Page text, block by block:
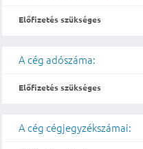
Előfizetés szükséges
A cég adószáma:
Előfizetés szükséges
A cég cégjegyzékszámai: